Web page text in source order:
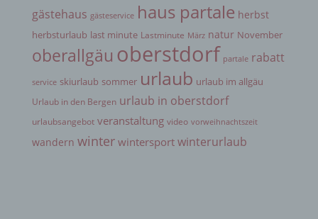
gästehaus gästeservice haus partale herbst
herbsturlaub last minute Lastminute März natur November
oberallgäu oberstdorf partale rabatt
service skiurlaub sommer urlaub urlaub im allgäu
Urlaub in den Bergen urlaub in oberstdorf
urlaubsangebot veranstaltung video vorweihnachtszeit
wandern winter wintersport winterurlaub
Verantwortlicher ist die natürliche oder juristische
Person, Behörde, Einrichtung oder andere Stelle,
die allein oder gemeinsam mit anderen über die
Zwecke und Mittel der Verarbeitung von
personenbezogenen Daten entscheidet. Sind die
Zwecke und Mittel dieser Verarbeitung durch das
Unionsrecht oder das Recht der Mitgliedstaaten
vorgegeben, so kann der Verantwortliche
beziehungsweise können die bestimmten Kriterien
seiner Benennung nach dem Unionsrecht oder
werden.